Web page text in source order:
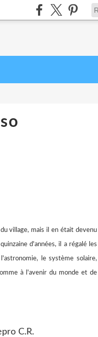
village, mais il en était devenu
d'années, il a régalé les
le système solaire,
à l'avenir du monde et de
C.R.